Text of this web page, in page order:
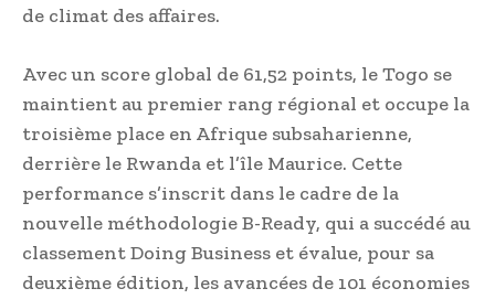
de climat des affaires.
Avec un score global de 61,52 points, le Togo se
maintient au premier rang régional et occupe la
troisième place en Afrique subsaharienne,
derrière le Rwanda et l’île Maurice. Cette
performance s’inscrit dans le cadre de la
nouvelle méthodologie B-Ready, qui a succédé au
classement Doing Business et évalue, pour sa
deuxième édition, les avancées de 101 économies